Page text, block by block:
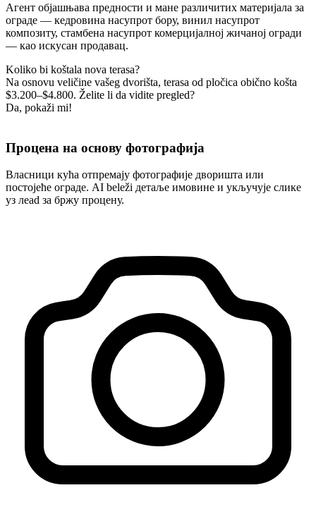
Агент објашњава предности и мане различитих материјала за
ограде — кедровина насупрот бору, винил насупрот
композиту, стамбена насупрот комерцијалној жичаној огради
— као искусан продавац.
Koliko bi koštala nova terasa?
Na osnovu veličine vašeg dvorišta, terasa od pločica obično košta
$3.200–$4.800. Želite li da vidite pregled?
Da, pokaži mi!
Процена на основу фотографија
Власници кућа отпремају фотографије дворишта или
постојеће ограде. AI beleži детаљe имовине и укључује слике
уз лead за бржу процену.